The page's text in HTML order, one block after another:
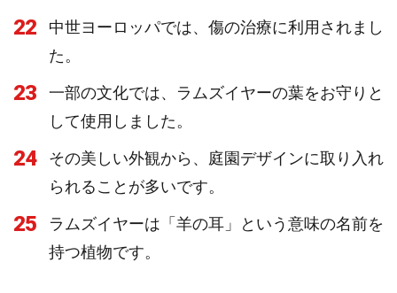
22
中世ヨーロッパでは、傷の治療に利用されまし
た。
23
一部の文化では、ラムズイヤーの葉をお守りと
して使用しました。
24
その美しい外観から、庭園デザインに取り入れ
られることが多いです。
25
ラムズイヤーは「羊の耳」という意味の名前を
持つ植物です。